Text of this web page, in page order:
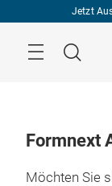
Jetzt
Suche
Formnext
Möchten Sie